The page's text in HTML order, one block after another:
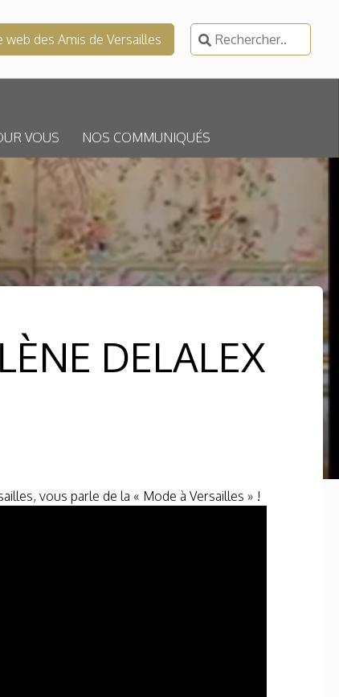
web des Amis de Versailles
Rechercher :
VOUS NOS COMMUNIQUÉS
DELALEX
vous parle de la « Mode à Versailles » !